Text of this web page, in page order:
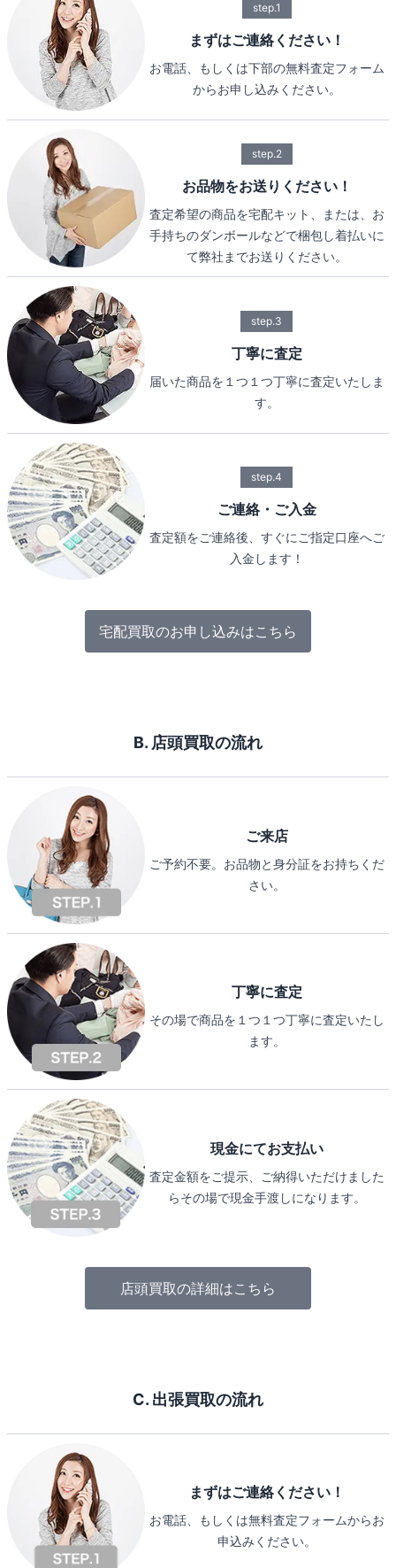
step.1
まずはご連絡ください！
お電話、もしくは下部の無料査定フォーム
からお申し込みください。
step.2
お品物をお送りください！
査定希望の商品を宅配キット、または、お
手持ちのダンボールなどで梱包し着払いに
て弊社までお送りください。
step.3
丁寧に査定
届いた商品を１つ１つ丁寧に査定いたしま
す。
step.4
ご連絡・ご入金
査定額をご連絡後、すぐにご指定口座へご
入金します！
宅配買取のお申し込みはこちら
B. 店頭買取の流れ
ご来店
ご予約不要。お品物と身分証をお持ちくだ
さい。
丁寧に査定
その場で商品を１つ１つ丁寧に査定いたし
ます。
現金にてお支払い
査定金額をご提示、ご納得いただけました
らその場で現金手渡しになります。
店頭買取の詳細はこちら
C. 出張買取の流れ
まずはご連絡ください！
お電話、もしくは無料査定フォームからお
申込みください。